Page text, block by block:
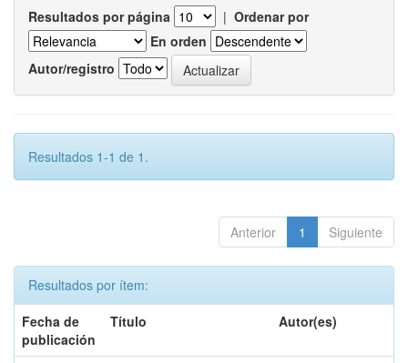
Resultados por página | Ordenar por
En orden
Autor/registro
Resultados 1-1 de 1.
Anterior 1 Siguiente
Resultados por ítem:
Fecha de
publicación
Título Autor(es)